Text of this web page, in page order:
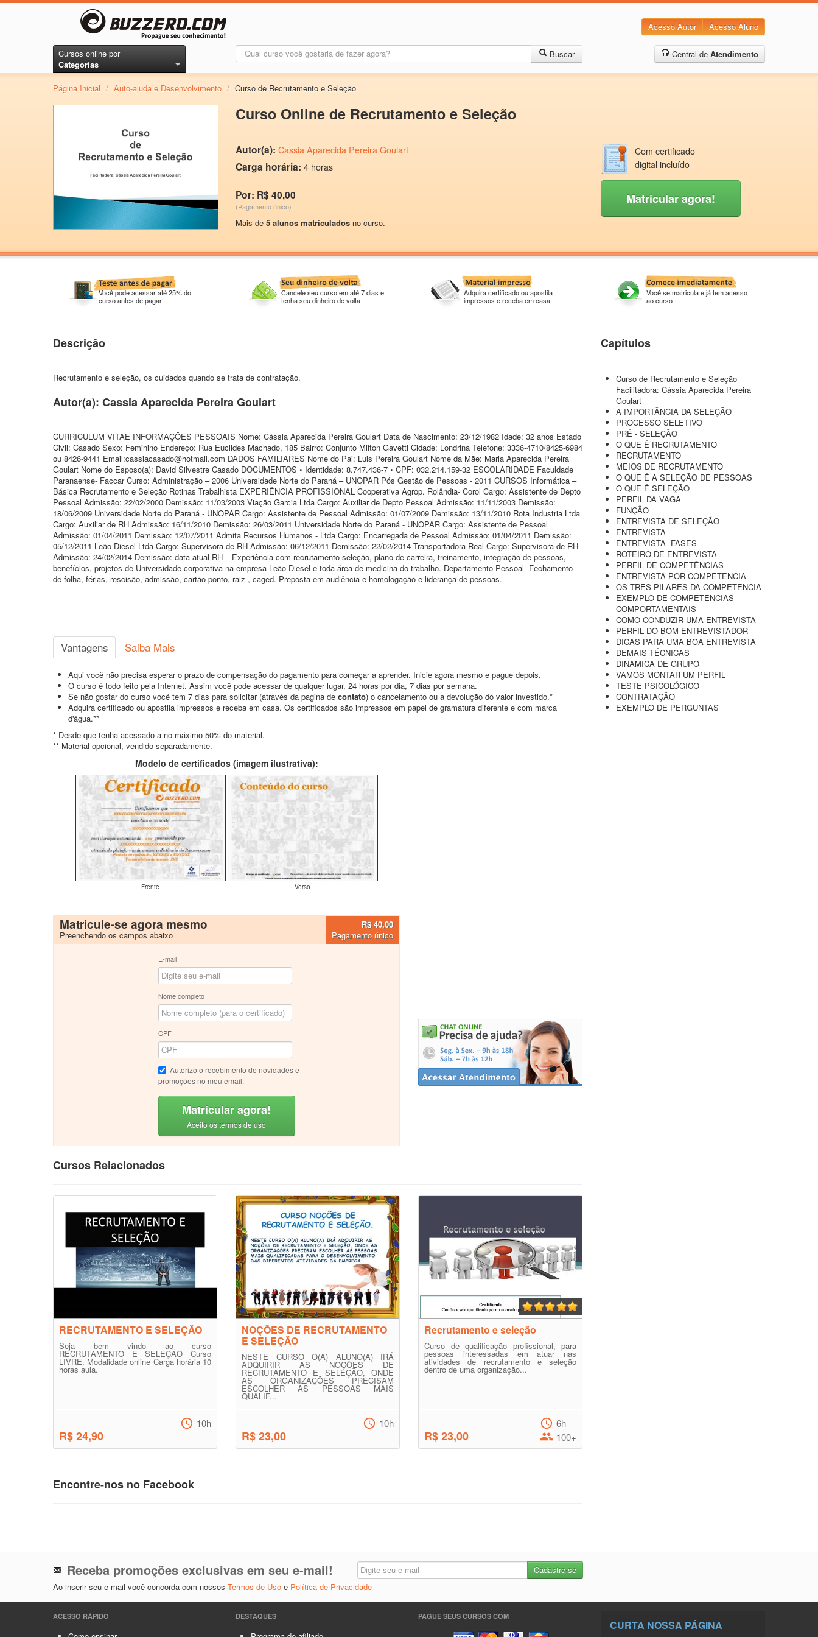
Acesso Autor Acesso Aluno
Cursos online por
Categorias
Buscar Central de Atendimento
Página Inicial / Auto-ajuda e Desenvolvimento / Curso de Recrutamento e Seleção
Curso Online de Recrutamento e Seleção
Autor(a): Cassia Aparecida Pereira Goulart
Carga horária: 4 horas
Por: R$ 40,00
(Pagamento único)
Mais de 5 alunos matriculados no curso.
Com certificado
digital incluído
Matricular agora!
Você pode acessar até 25% do
curso antes de pagar
Cancele seu curso em até 7 dias e
tenha seu dinheiro de volta
Adquira certificado ou apostila
impressos e receba em casa
Você se matricula e já tem acesso
ao curso
Descrição
Recrutamento e seleção, os cuidados quando se trata de contratação.
Autor(a): Cassia Aparecida Pereira Goulart
CURRICULUM VITAE INFORMAÇÕES PESSOAIS Nome: Cássia Aparecida Pereira Goulart Data de Nascimento: 23/12/1982 Idade: 32 anos Estado
Civil: Casado Sexo: Feminino Endereço: Rua Euclides Machado, 185 Bairro: Conjunto Milton Gavetti Cidade: Londrina Telefone: 3336-4710/8425-6984
ou 8426-9441 Email:cassiacasado@hotmail.com DADOS FAMILIARES Nome do Pai: Luis Pereira Goulart Nome da Mãe: Maria Aparecida Pereira
Goulart Nome do Esposo(a): David Silvestre Casado DOCUMENTOS • Identidade: 8.747.436-7 • CPF: 032.214.159-32 ESCOLARIDADE Faculdade
Paranaense- Faccar Curso: Administração – 2006 Universidade Norte do Paraná – UNOPAR Pós Gestão de Pessoas - 2011 CURSOS Informática –
Básica Recrutamento e Seleção Rotinas Trabalhista EXPERIÊNCIA PROFISSIONAL Cooperativa Agrop. Rolândia- Corol Cargo: Assistente de Depto
Pessoal Admissão: 22/02/2000 Demissão: 11/03/2003 Viação Garcia Ltda Cargo: Auxiliar de Depto Pessoal Admissão: 11/11/2003 Demissão:
18/06/2009 Universidade Norte do Paraná - UNOPAR Cargo: Assistente de Pessoal Admissão: 01/07/2009 Demissão: 13/11/2010 Rota Industria Ltda
Cargo: Auxiliar de RH Admissão: 16/11/2010 Demissão: 26/03/2011 Universidade Norte do Paraná - UNOPAR Cargo: Assistente de Pessoal
Admissão: 01/04/2011 Demissão: 12/07/2011 Admita Recursos Humanos - Ltda Cargo: Encarregada de Pessoal Admissão: 01/04/2011 Demissão:
05/12/2011 Leão Diesel Ltda Cargo: Supervisora de RH Admissão: 06/12/2011 Demissão: 22/02/2014 Transportadora Real Cargo: Supervisora de RH
Admissão: 24/02/2014 Demissão: data atual RH – Experiência com recrutamento seleção, plano de carreira, treinamento, integração de pessoas,
benefícios, projetos de Universidade corporativa na empresa Leão Diesel e toda área de medicina do trabalho. Departamento Pessoal- Fechamento
de folha, férias, rescisão, admissão, cartão ponto, raiz , caged. Preposta em audiência e homologação e liderança de pessoas.
Vantagens Saiba Mais
Aqui você não precisa esperar o prazo de compensação do pagamento para começar a aprender. Inicie agora mesmo e pague depois.
O curso é todo feito pela Internet. Assim você pode acessar de qualquer lugar, 24 horas por dia, 7 dias por semana.
Se não gostar do curso você tem 7 dias para solicitar (através da pagina de contato) o cancelamento ou a devolução do valor investido.*
Adquira certificado ou apostila impressos e receba em casa. Os certificados são impressos em papel de gramatura diferente e com marca
d'água.**
* Desde que tenha acessado a no máximo 50% do material.
** Material opcional, vendido separadamente.
Modelo de certificados (imagem ilustrativa):
Frente Verso
Matricule-se agora mesmo
Preenchendo os campos abaixo
R$ 40,00
Pagamento único
E-mail
Nome completo
CPF
Autorizo o recebimento de novidades e
promoções no meu email.
Matricular agora!
Aceito os termos de uso
Cursos Relacionados
RECRUTAMENTO E SELEÇÃO
Seja bem vindo ao curso
RECRUTAMENTO E SELEÇÃO Curso
LIVRE. Modalidade online Carga horária 10
horas aula.
R$ 24,90
10h
NOÇÕES DE RECRUTAMENTO
E SELEÇÃO
NESTE CURSO O(A) ALUNO(A) IRÁ
ADQUIRIR AS NOÇÕES DE
RECRUTAMENTO E SELEÇÃO, ONDE
AS ORGANIZAÇÕES PRECISAM
ESCOLHER AS PESSOAS MAIS
QUALIF...
R$ 23,00
10h
Recrutamento e seleção
Curso de qualificação profissional, para
pessoas interessadas em atuar nas
atividades de recrutamento e seleção
dentro de uma organização...
R$ 23,00
6h
100+
Encontre-nos no Facebook
Capítulos
Curso de Recrutamento e Seleção
Facilitadora: Cássia Aparecida Pereira
Goulart
A IMPORTÂNCIA DA SELEÇÃO
PROCESSO SELETIVO
PRÉ - SELEÇÃO
O QUE É RECRUTAMENTO
RECRUTAMENTO
MEIOS DE RECRUTAMENTO
O QUE É A SELEÇÃO DE PESSOAS
O QUE É SELEÇÃO
PERFIL DA VAGA
FUNÇÃO
ENTREVISTA DE SELEÇÃO
ENTREVISTA
ENTREVISTA- FASES
ROTEIRO DE ENTREVISTA
PERFIL DE COMPETÊNCIAS
ENTREVISTA POR COMPETÊNCIA
OS TRÊS PILARES DA COMPETÊNCIA
EXEMPLO DE COMPETÊNCIAS
COMPORTAMENTAIS
COMO CONDUZIR UMA ENTREVISTA
PERFIL DO BOM ENTREVISTADOR
DICAS PARA UMA BOA ENTREVISTA
DEMAIS TÉCNICAS
DINÂMICA DE GRUPO
VAMOS MONTAR UM PERFIL
TESTE PSICOLÓGICO
CONTRATAÇÃO
EXEMPLO DE PERGUNTAS
Receba promoções exclusivas em seu e-mail!
Ao inserir seu e-mail você concorda com nossos Termos de Uso e Política de Privacidade
ACESSO RÁPIDO DESTAQUES PAGUE SEUS CURSOS COM
CURTA NOSSA PÁGINA